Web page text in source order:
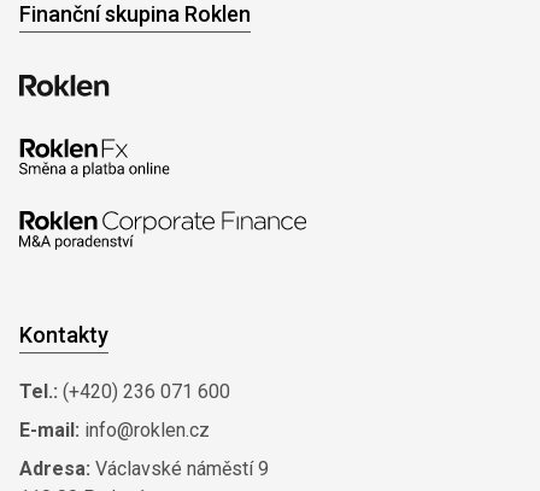
Finanční skupina Roklen
Kontakty
Tel.: (+420) 236 071 600
E-mail: info@roklen.cz
Adresa: Václavské náměstí 9